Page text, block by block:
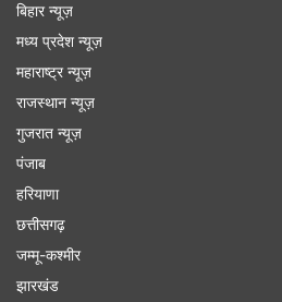
पश्चिम बंगाल चुनाव में जीत के बाद
गौरतलब है कि पश्चिम बंगाल
प्रचंड जीत मिली है और टीएमसी
पड़ा है। बीजेपी ने इस चुनाव में
बिहार न्यूज़
मध्य प्रदेश न्यूज़
महाराष्ट्र न्यूज़
राजस्थान न्यूज़
गुजरात न्यूज़
पंजाब
हरियाणा
छत्तीसगढ़
जम्मू-कश्मीर
झारखंड